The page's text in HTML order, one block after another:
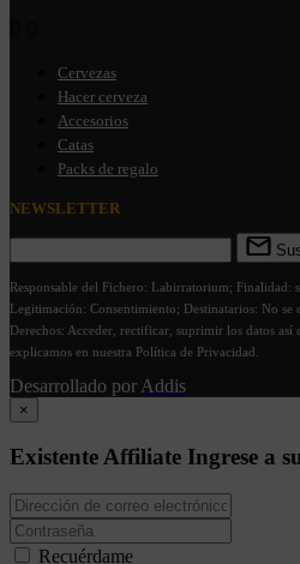
Cervezas
Hacer cerveza
Accesorios
Catas
Packs de regalo
NEWSLETTER
Responsable del Fichero: Labirratorium; Finalidad:
Legitimación: Consentimiento; Destinatarios: No se
Derechos: Acceder, rectificar, suprimir los datos así
explicamos en nuestra Política de Privacidad.
Desarrollado por Addis
×
Existente Affiliate Ingrese a
Recuérdame